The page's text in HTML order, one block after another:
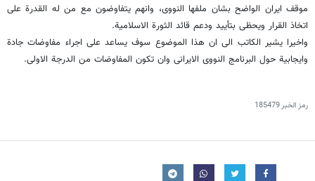
موقف ایران الواضح بشان ملفها النووی، وانهم یتفاوضون مع من له القدرة على
اتخاذ القرار ویحظى بتأیید ودعم قائد الثورة الاسلامیة.
واخیرا یشیر الکاتب الى ان هذا الموضوع سوف یساعد على اجراء مفاوضات جادة
وایجابیة حول البرنامج النووی الایرانی وان تکون المفاوضات من الدرجة الاولى.
رمز الخبر185479